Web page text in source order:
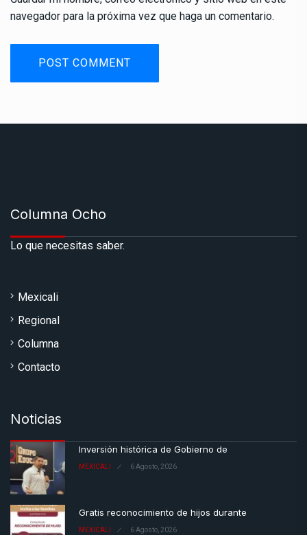
navegador para la próxima vez que haga un comentario.
Columna Ocho
Lo que necesitas saber.
Mexicali
Regional
Columna
Contacto
Noticias
Inversión histórica de Gobierno de
MEXICALI 6 Agosto, 2026
Gratis reconocimiento de hijos durante
MEXICALI 6 Agosto, 2026